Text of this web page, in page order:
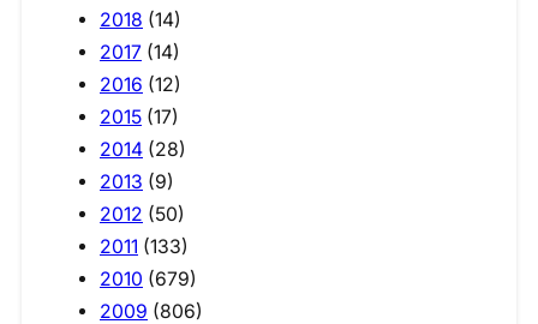
2018 (14)
2017 (14)
2016 (12)
2015 (17)
2014 (28)
2013 (9)
2012 (50)
2011 (133)
2010 (679)
2009 (806)